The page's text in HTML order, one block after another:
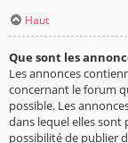
Haut
Que sont les
Les annonces
concernant le forum
possible. Les
dans lequel elles sont
possibilité de publier